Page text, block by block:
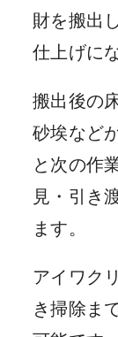
財を搬出
仕上げに
搬出後の
砂埃など
と次の作
見・引き
ます。
アイワク
き掃除ま